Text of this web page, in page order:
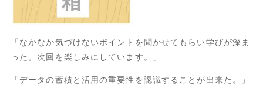
「なかなか気づけないポイントを聞かせてもらい学びが深ま
った。次回を楽しみにしています。」
「データの蓄積と活用の重要性を認識することが出来た。」